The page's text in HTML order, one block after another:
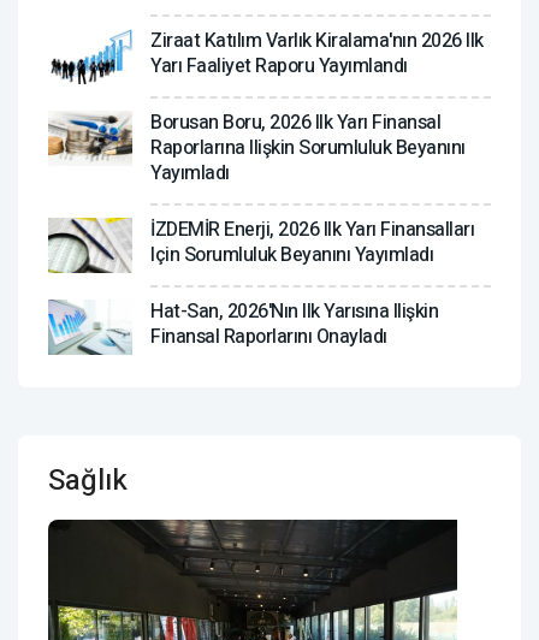
Ziraat Katılım Varlık Kiralama'nın 2026 Ilk
Yarı Faaliyet Raporu Yayımlandı
Borusan Boru, 2026 Ilk Yarı Finansal
Raporlarına Ilişkin Sorumluluk Beyanını
Yayımladı
İZDEMİR Enerji, 2026 Ilk Yarı Finansalları
Için Sorumluluk Beyanını Yayımladı
Hat-San, 2026'nın Ilk Yarısına Ilişkin
Finansal Raporlarını Onayladı
Sağlık